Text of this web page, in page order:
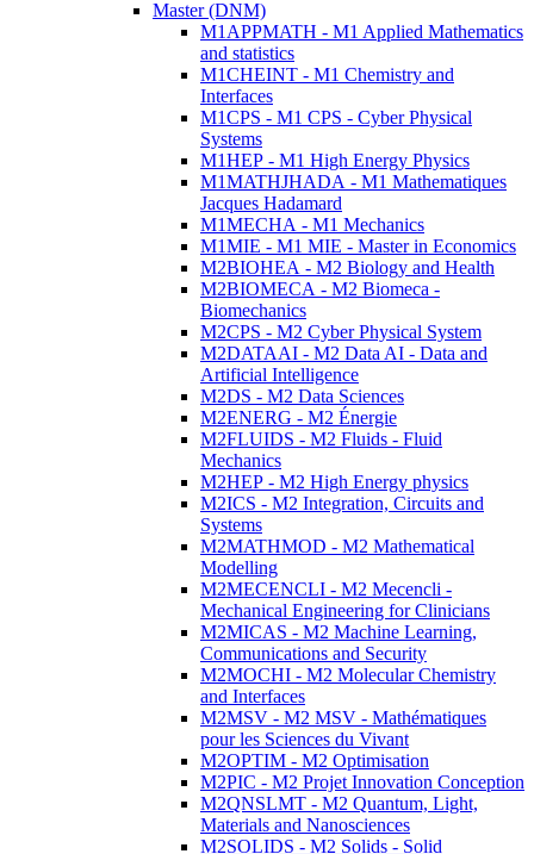
Master (DNM)
M1APPMATH - M1 Applied Mathematics
and statistics
M1CHEINT - M1 Chemistry and
Interfaces
M1CPS - M1 CPS - Cyber Physical
Systems
M1HEP - M1 High Energy Physics
M1MATHJHADA - M1 Mathematiques
Jacques Hadamard
M1MECHA - M1 Mechanics
M1MIE - M1 MIE - Master in Economics
M2BIOHEA - M2 Biology and Health
M2BIOMECA - M2 Biomeca -
Biomechanics
M2CPS - M2 Cyber Physical System
M2DATAAI - M2 Data AI - Data and
Artificial Intelligence
M2DS - M2 Data Sciences
M2ENERG - M2 Énergie
M2FLUIDS - M2 Fluids - Fluid
Mechanics
M2HEP - M2 High Energy physics
M2ICS - M2 Integration, Circuits and
Systems
M2MATHMOD - M2 Mathematical
Modelling
M2MECENCLI - M2 Mecencli -
Mechanical Engineering for Clinicians
M2MICAS - M2 Machine Learning,
Communications and Security
M2MOCHI - M2 Molecular Chemistry
and Interfaces
M2MSV - M2 MSV - Mathématiques
pour les Sciences du Vivant
M2OPTIM - M2 Optimisation
M2PIC - M2 Projet Innovation Conception
M2QNSLMT - M2 Quantum, Light,
Materials and Nanosciences
M2SOLIDS - M2 Solids - Solid